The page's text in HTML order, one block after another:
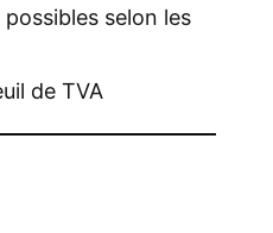
selon les
de TVA